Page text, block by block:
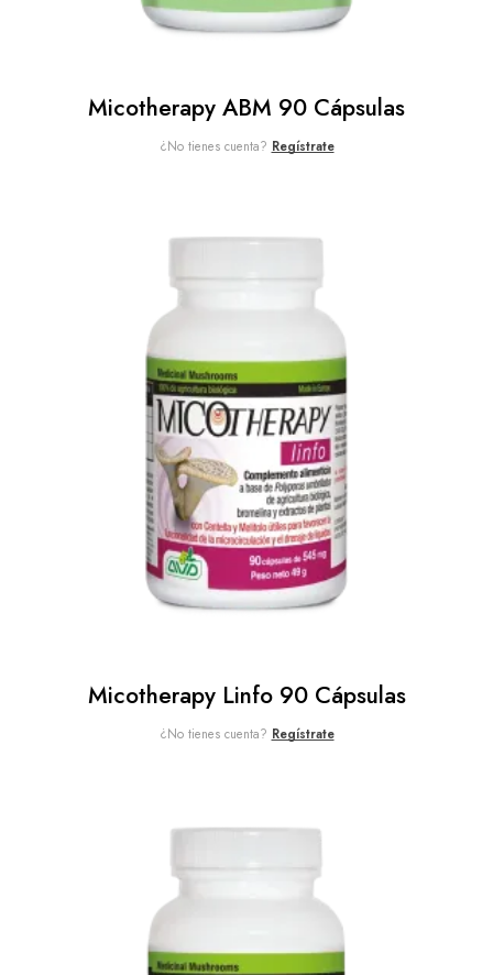
Micotherapy ABM 90 Cápsulas
¿No tienes cuenta? Regístrate
Micotherapy Linfo 90 Cápsulas
¿No tienes cuenta? Regístrate